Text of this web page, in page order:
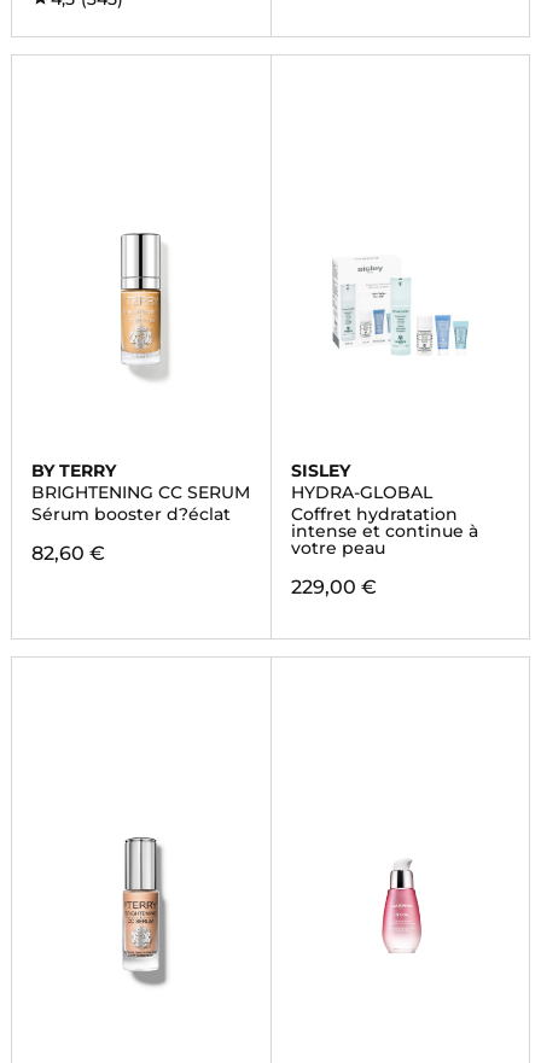
BY TERRY
BRIGHTENING CC SERUM
Sérum booster d?éclat
82,60 €
SISLEY
HYDRA-GLOBAL
Coffret hydratation
intense et continue à
votre peau
229,00 €